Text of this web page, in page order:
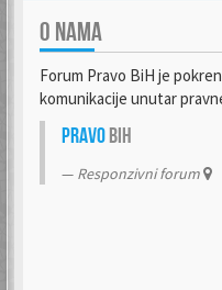
O NAMA
Forum Pravo BiH je
komunikacije unutar
PravoBiH
Responzivni forum